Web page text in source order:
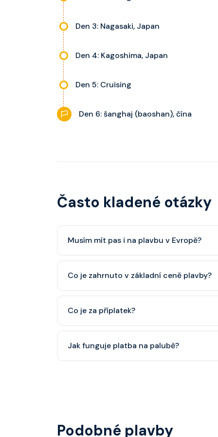
Den 3: Nagasaki, Japan
Den 4: Kagoshima, Japan
Den 5: Cruising
Den 6: šanghaj (baoshan), čína
Často kladené otázky
Musím mít pas i na plavbu v Evropě?
minimálně 6 měsíců po skončení plavby.
Co je zahrnuto v základní ceně plavby?
nápoje (voda, čaj, káva, limonády apod.).
Co je za příplatek?
některé aktivity.
Jak funguje platba na palubě?
Podobné plavby